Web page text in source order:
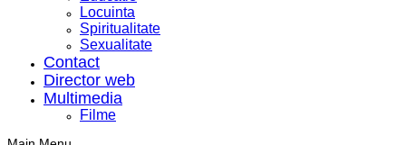
Locuinta
Spiritualitate
Sexualitate
Contact
Director web
Multimedia
Filme